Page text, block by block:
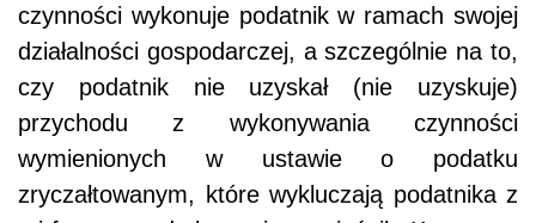
czynności wykonuje podatnik w ramach swojej
działalności gospodarczej, a szczególnie na to,
czy podatnik nie uzyskał (nie uzyskuje)
przychodu z wykonywania czynności
wymienionych w ustawie o podatku
zryczałtowanym, które wykluczają podatnika z